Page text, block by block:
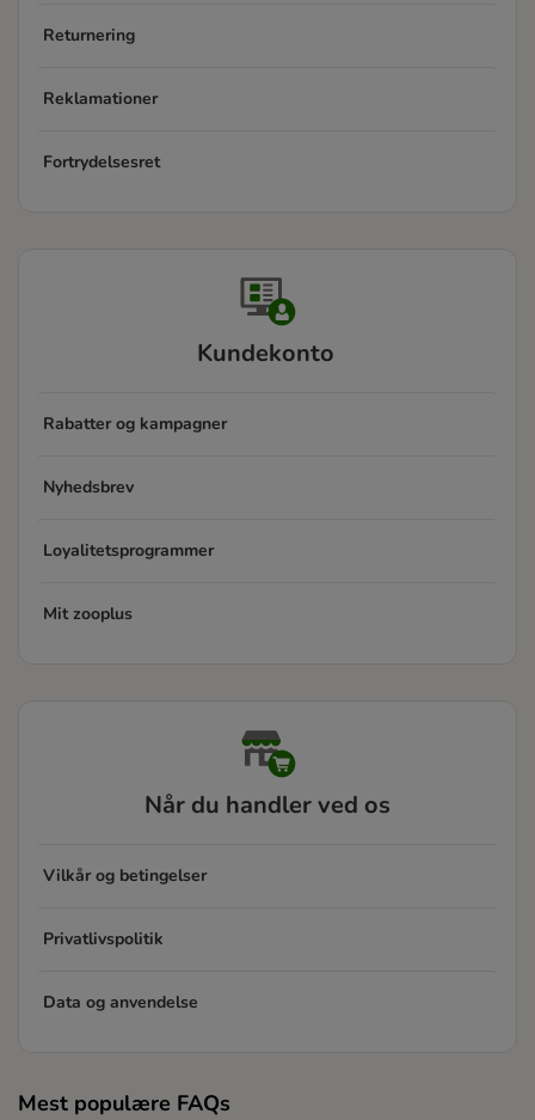
Returnering
Reklamationer
Fortrydelsesret
Kundekonto
Rabatter og kampagner
Nyhedsbrev
Loyalitetsprogrammer
Mit zooplus
Når du handler ved os
Vilkår og betingelser
Privatlivspolitik
Data og anvendelse
Mest populære FAQs